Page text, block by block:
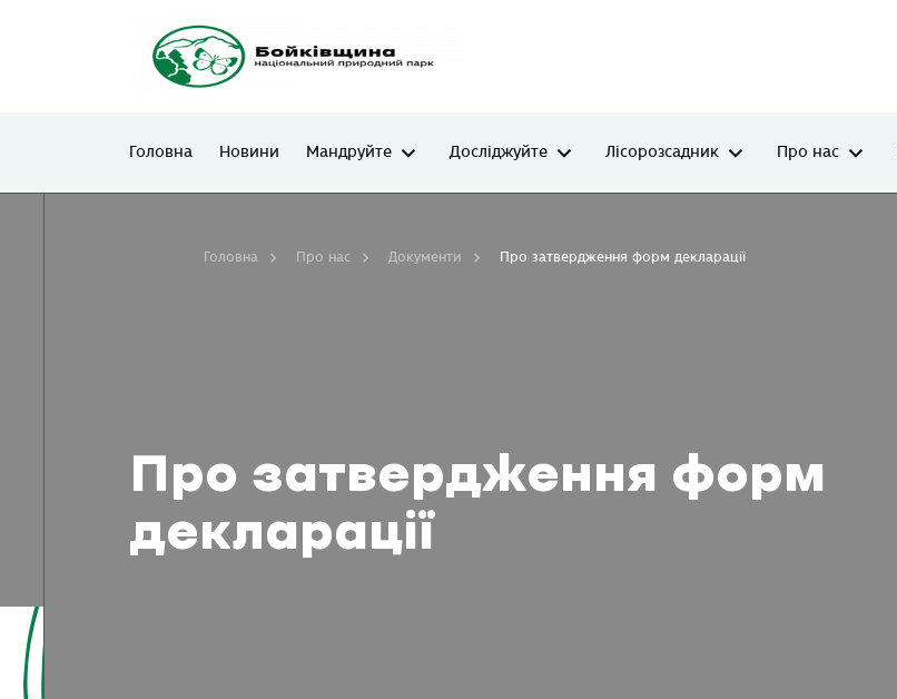
Головна Новини Мандруйте Досліджуйте Лісорозсадник Про нас
Про затвердження форм
декларації
Головна Про нас Документи Про затвердження форм декларації